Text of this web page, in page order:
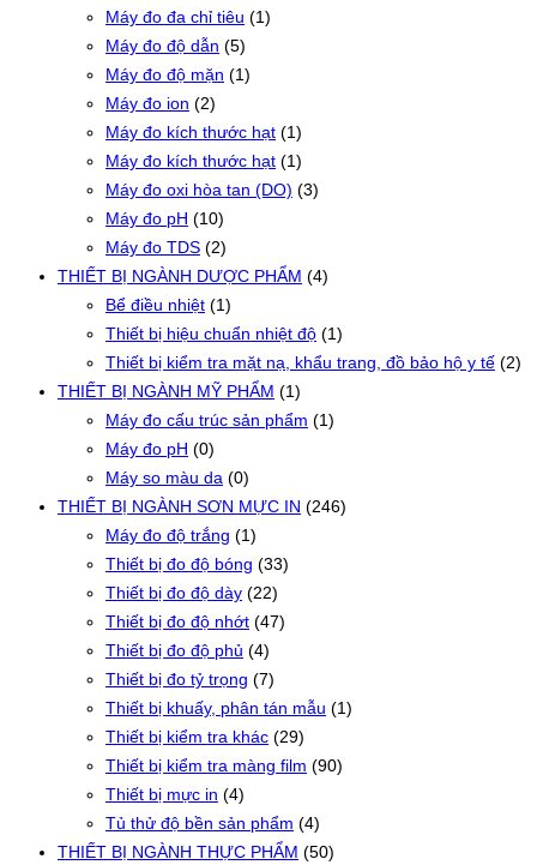
Máy đo đa chỉ tiêu (1)
Máy đo độ dẫn (5)
Máy đo độ mặn (1)
Máy đo ion (2)
Máy đo kích thước hạt (1)
Máy đo kích thước hạt (1)
Máy đo oxi hòa tan (DO) (3)
Máy đo pH (10)
Máy đo TDS (2)
THIẾT BỊ NGÀNH DƯỢC PHẨM (4)
Bể điều nhiệt (1)
Thiết bị hiệu chuẩn nhiệt độ (1)
Thiết bị kiểm tra mặt nạ, khẩu trang, đồ bảo hộ y tế (2)
THIẾT BỊ NGÀNH MỸ PHẨM (1)
Máy đo cấu trúc sản phẩm (1)
Máy đo pH (0)
Máy so màu da (0)
THIẾT BỊ NGÀNH SƠN MỰC IN (246)
Máy đo độ trắng (1)
Thiết bị đo độ bóng (33)
Thiết bị đo độ dày (22)
Thiết bị đo độ nhớt (47)
Thiết bị đo độ phủ (4)
Thiết bị đo tỷ trọng (7)
Thiết bị khuấy, phân tán mẫu (1)
Thiết bị kiểm tra khác (29)
Thiết bị kiểm tra màng film (90)
Thiết bị mực in (4)
Tủ thử độ bền sản phẩm (4)
THIẾT BỊ NGÀNH THỰC PHẨM (50)